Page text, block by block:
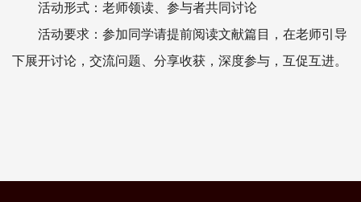
活动形式：老师领读、参与者共同讨论
活动要求：参加同学请提前阅读文献篇目，在老师引导
下展开讨论，交流问题、分享收获，深度参与，互促互进。